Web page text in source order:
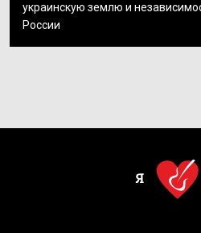
украинскую землю и
России